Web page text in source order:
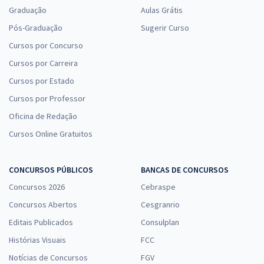
Graduação
Pós-Graduação
Cursos por Concurso
Cursos por Carreira
Cursos por Estado
Cursos por Professor
Oficina de Redação
Cursos Online Gratuitos
Aulas Grátis
Sugerir Curso
CONCURSOS PÚBLICOS
Concursos 2026
Concursos Abertos
Editais Publicados
Histórias Visuais
Notícias de Concursos
BANCAS DE CONCURSOS
Cebraspe
Cesgranrio
Consulplan
FCC
FGV